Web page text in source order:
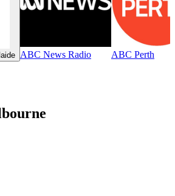
ABC News Radio ABC Perth